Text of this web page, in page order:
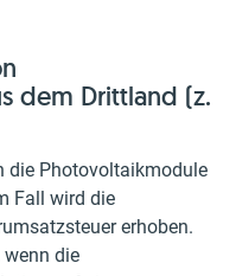
dem Drittland (z.
die Photovoltaikmodule
Fall wird die
erhoben.
wenn die